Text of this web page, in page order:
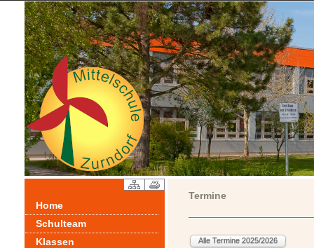
Home
Schulteam
Klassen
Termine